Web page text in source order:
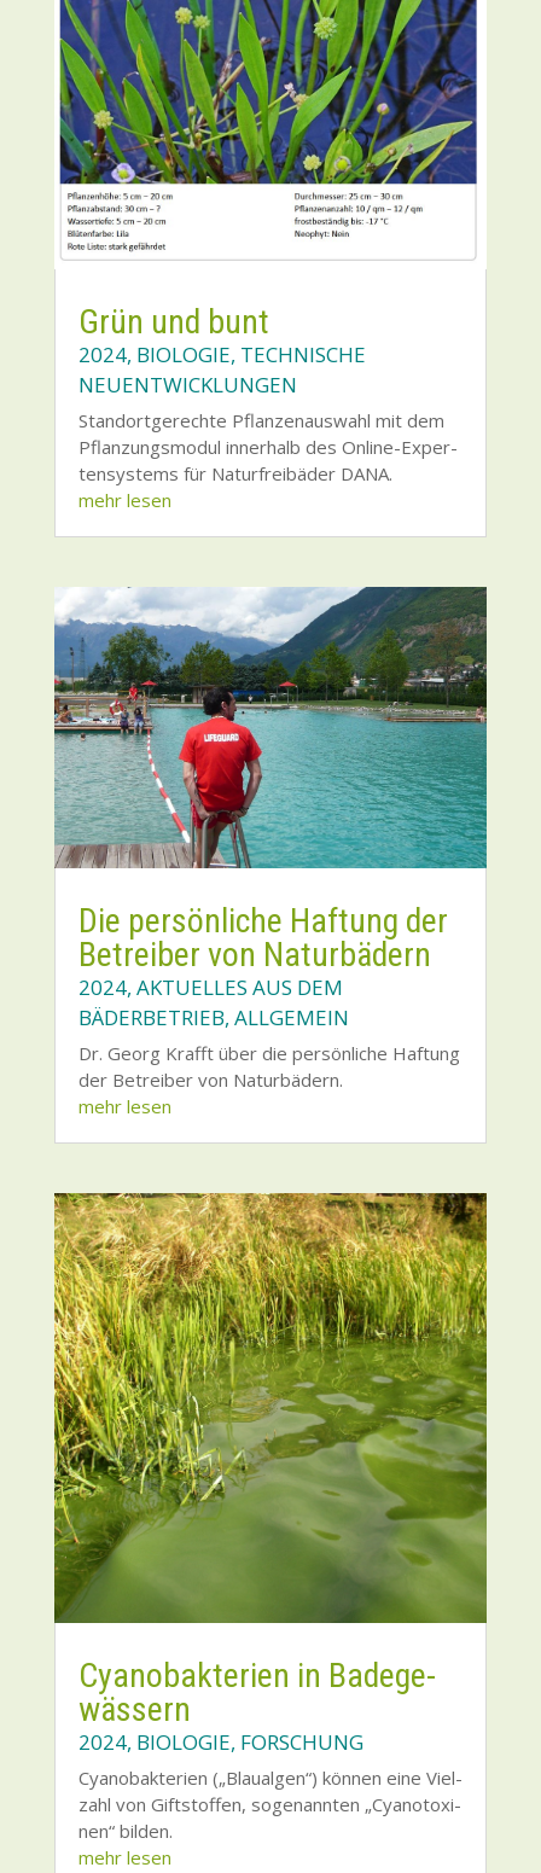
Grün und bunt
2024, BIOLOGIE, TECHNISCHE
NEUENTWICKLUNGEN
Stand­ort­ge­rech­te Pflan­zen­aus­wahl mit dem
Pflan­zungs­mo­dul inner­halb des Online-Exper­
ten­sys­tems für Natur­frei­bä­der DANA.
mehr lesen
Die per­sön­li­che Haf­tung der
Betrei­ber von Natur­bä­dern
2024, AKTUELLES AUS DEM
BÄDERBETRIEB, ALLGEMEIN
Dr. Georg Krafft über die per­sön­li­che Haf­tung
der Betrei­ber von Natur­bä­dern.
mehr lesen
Cya­no­bak­te­ri­en in Bade­ge­
wäs­sern
2024, BIOLOGIE, FORSCHUNG
Cya­no­bak­te­ri­en („Blau­al­gen“) kön­nen eine Viel­
zahl von Gift­stof­fen, soge­nann­ten „Cya­no­to­xi­
nen“ bil­den.
mehr lesen